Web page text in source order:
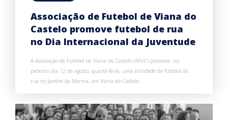
Associação de Futebol de Viana do
Castelo promove futebol de rua
no Dia Internacional da Juventude
A Associação de Futebol de Viana do Castelo (AFVC) promove, no
próximo dia 12 de agosto, quarta-feira, uma atividade de futebol de
rua no Jardim da Marina, em Viana do Castelo.